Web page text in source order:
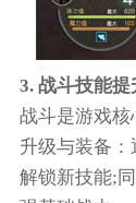
3. 战斗技能
战斗是游戏核
升级与装备：
解锁新技能;